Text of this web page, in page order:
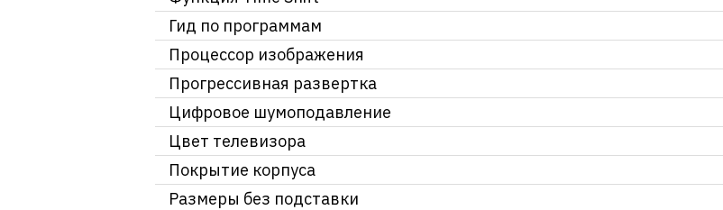
Гид по программам
Процессор изображения
Прогрессивная развертка
Цифровое шумоподавление
Цвет телевизора
Покрытие корпуса
Размеры без подставки